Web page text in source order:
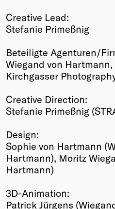
Creative Lead:
Stefanie Primeßnig
Beteiligte Agenturen/
Wiegand von
Kirchgasser
Creative Direction:
Stefanie Primeßnig
Design:
Sophie von Hartmann
Hartmann), Moritz
Hartmann)
3D-Animation:
Patrick Jürgens